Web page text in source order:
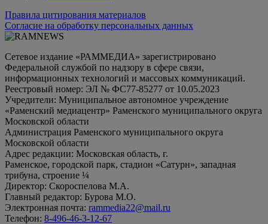
Правила цитирования материалов
Согласие на обработку персональных данных
Сетевое издание «РАММЕДИА» зарегистрировано
Федеральной службой по надзору в сфере связи,
информационных технологий и массовых коммуникаций.
Реестровый номер: ЭЛ № ФС77-85277 от 10.05.2023
Учредители: Муниципальное автономное учреждение
«Раменский медиацентр» Раменского муниципального округа
Московской области
Администрация Раменского муниципального округа
Московской области
Адрес редакции: Московская область, г.
Раменское, городской парк, стадион «Сатурн», западная
трибуна, строение ¼
Директор: Скороспелова М.А.
Главный редактор: Бурова М.О.
Электронная почта: rammedia22@mail.ru
Телефон: 8-496-46-3-12-67